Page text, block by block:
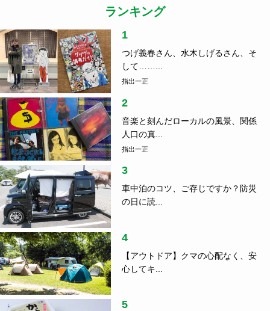
ランキング
1
つげ義春さん、水木しげるさん、そ
して……...
指出一正
2
音楽と刻んだローカルの風景、関係
人口の真...
指出一正
3
車中泊のコツ、ご存じですか？防災
の日に読...
4
【アウトドア】クマの心配なく、安
心してキ...
5